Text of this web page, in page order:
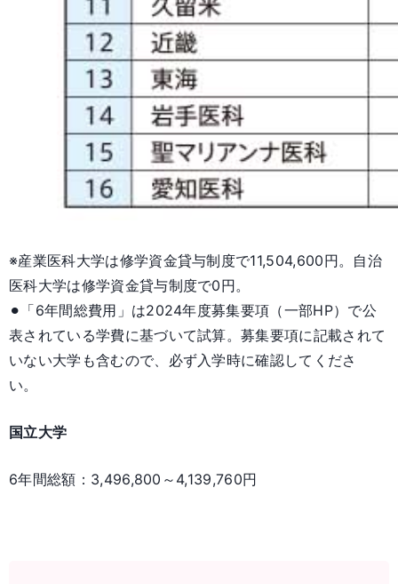
※産業医科大学は修学資金貸与制度で11,504,600円。自治
医科大学は修学資金貸与制度で0円。
⚫︎「6年間総費用」は2024年度募集要項（一部HP）で公
表されている学費に基づいて試算。募集要項に記載されて
いない大学も含むので、必ず入学時に確認してくださ
い。
国立大学
6年間総額：3,496,800～4,139,760円